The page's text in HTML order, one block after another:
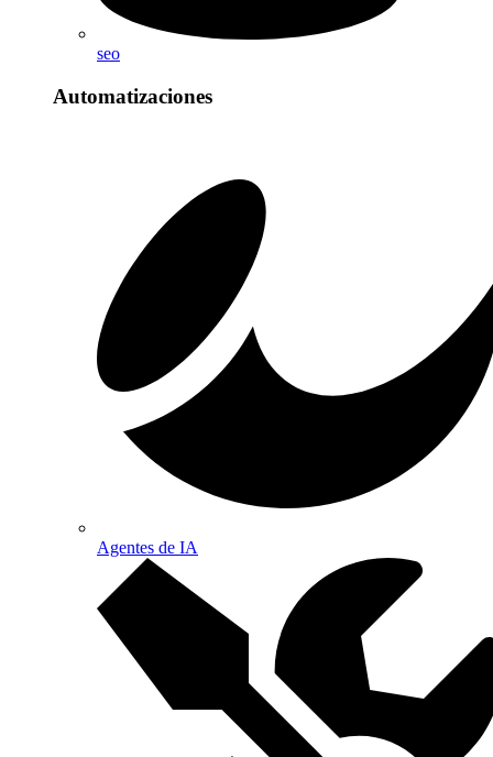
seo
Automatizaciones
Agentes de IA